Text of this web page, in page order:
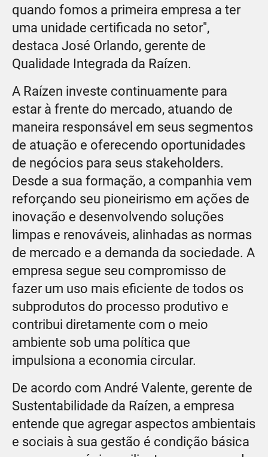
quando fomos a primeira empresa a ter
uma unidade certificada no setor",
destaca José Orlando, gerente de
Qualidade Integrada da Raízen.
A Raízen investe continuamente para
estar à frente do mercado, atuando de
maneira responsável em seus segmentos
de atuação e oferecendo oportunidades
de negócios para seus stakeholders.
Desde a sua formação, a companhia vem
reforçando seu pioneirismo em ações de
inovação e desenvolvendo soluções
limpas e renováveis, alinhadas as normas
de mercado e a demanda da sociedade. A
empresa segue seu compromisso de
fazer um uso mais eficiente de todos os
subprodutos do processo produtivo e
contribui diretamente com o meio
ambiente sob uma política que
impulsiona a economia circular.
De acordo com André Valente, gerente de
Sustentabilidade da Raízen, a empresa
entende que agregar aspectos ambientais
e sociais à sua gestão é condição básica